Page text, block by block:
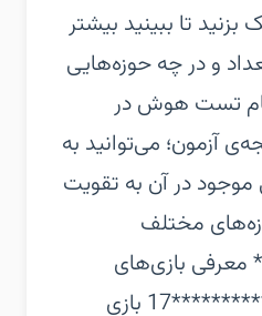
تا ببینید بیشتر
و در چه حوزه‌هایی
تست هوش در
آزمون؛ می‌توانید به
در آن به تقویت
مختلف
معرفی بازی‌های
موجود در نورولند ************‏17 بازی